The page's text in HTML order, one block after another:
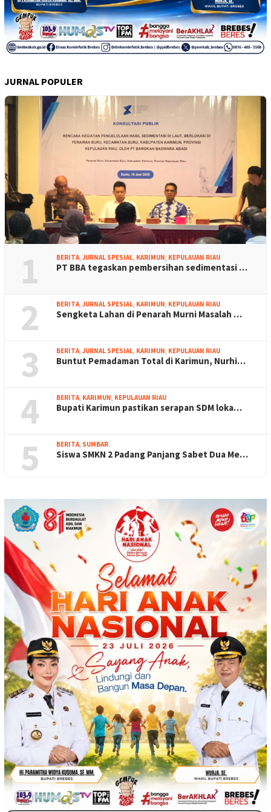
JURNAL POPULER
1 BERITA JURNAL SPESIAL KARIMUN KEPULAUAN RIAU
PT BBA tegaskan pembersihan sedimentasi …
2 BERITA JURNAL SPESIAL KARIMUN KEPULAUAN RIAU
Sengketa Lahan di Penarah Murni Masalah …
3 BERITA JURNAL SPESIAL KARIMUN KEPULAUAN RIAU
Buntut Pemadaman Total di Karimun, Nurhi…
4 BERITA KARIMUN KEPULAUAN RIAU
Bupati Karimun pastikan serapan SDM loka…
5 BERITA SUMBAR
Siswa SMKN 2 Padang Panjang Sabet Dua Me…